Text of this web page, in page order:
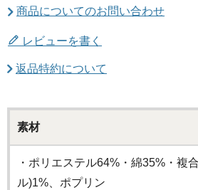
商品についてのお問い合わせ
レビューを書く
返品特約について
素材
・ポリエステル64%・綿35%・複
ル)1%、ポプリン